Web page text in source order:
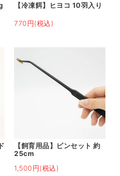
【冷凍餌】ヒヨコ 10羽入り
770円(税込)
【飼育用品】ピンセット 約
25cm
1,500円(税込)